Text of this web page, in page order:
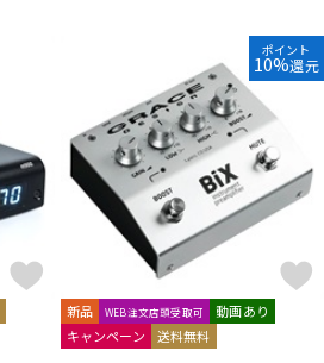
ポイント
10%還元
新品 WEB注文店頭受取可
動画あり
キャンペーン
送料無料